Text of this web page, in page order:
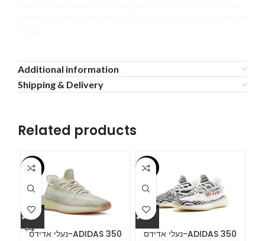
Additional information
Shipping & Delivery
Related products
-55%
נעלי אדידס-ADIDAS 350
-55%
נעלי אדידס-ADIDAS 350